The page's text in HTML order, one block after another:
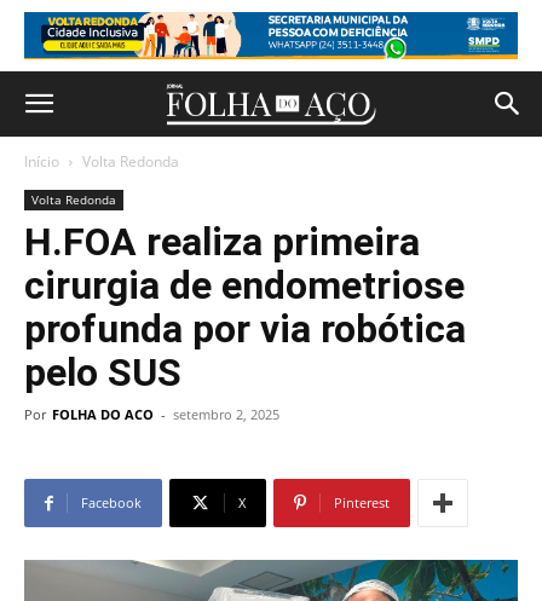
Início Volta Redonda
Volta Redonda
H.FOA realiza primeira
cirurgia de endometriose
profunda por via robótica
pelo SUS
Por FOLHA DO ACO - setembro 2, 2025
Facebook X Pinterest